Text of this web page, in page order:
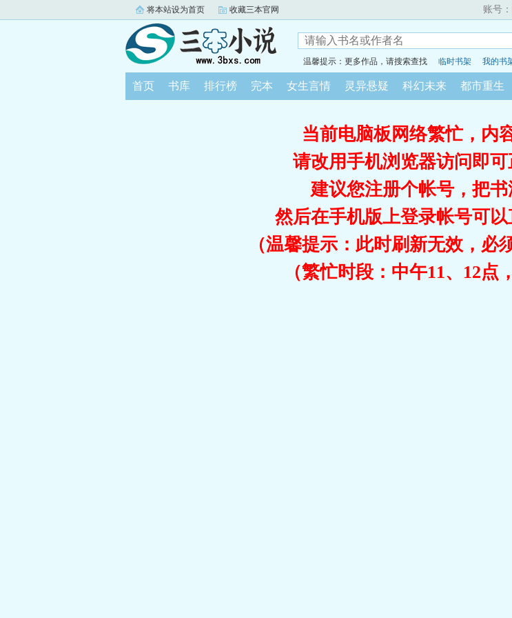
将本站设为首页 收藏三本官网 账号：
温馨提示：更多作品，请搜索查找 临时书架 我的书
首页 书库 排行榜 完本 女生言情 灵异悬疑 科幻未来 都市重生
当前电脑板网络繁忙，
请改用手机浏览器访问即
建议您注册个帐号，把书
然后在手机版上登录帐号可
（温馨提示：此时刷新无效，必
（繁忙时段：中午11、12点